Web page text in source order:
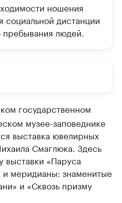
ношения
дистанции
пребывания людей.
государственном
музее-заповеднике
выставка ювелирных
Смаглюка. Здесь
выставки «Паруса
и меридианы: знаменитые
и «Сквозь призму